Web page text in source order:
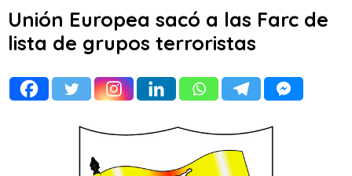
Unión Europea sacó a las Farc de
lista de grupos terroristas